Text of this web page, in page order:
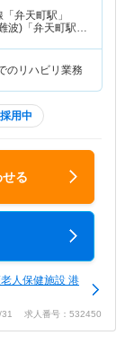
弁天町駅」
波)「弁天町駅」
のリハビリ業務
用中
る
人保健施設 港
31 求人番号：532450